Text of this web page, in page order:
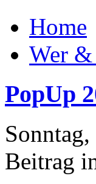
Home
Wer &
PopUp
Beitrag